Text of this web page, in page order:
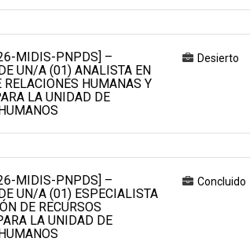
MIDIS-PNPDS] –
UN/A (01) ANALISTA EN
RELACIONES HUMANAS Y
LA UNIDAD DE
Desierto
MIDIS-PNPDS] –
UN/A (01) ESPECIALISTA
DE RECURSOS
LA UNIDAD DE
Concluido